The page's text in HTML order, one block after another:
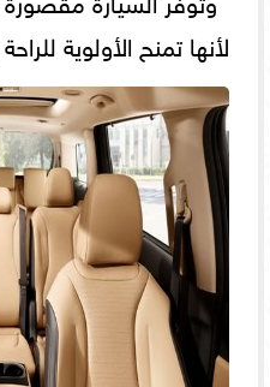
لأنها تمنح الأولوية